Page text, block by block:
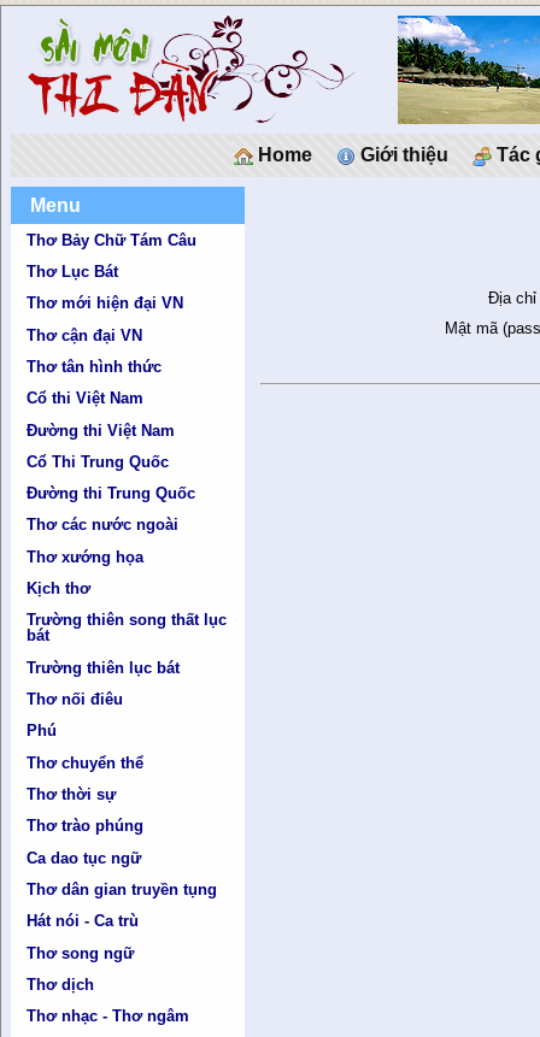
Home Giới thiệu Tác
Menu
Thơ Bảy Chữ Tám Câu
Thơ Lục Bát
Thơ mới hiện đại VN
Thơ cận đại VN
Thơ tân hình thức
Cổ thi Việt Nam
Đường thi Việt Nam
Cổ Thi Trung Quốc
Đường thi Trung Quốc
Thơ các nước ngoài
Thơ xướng họa
Kịch thơ
Trường thiên song thất lục
bát
Trường thiên lục bát
Thơ nối điêu
Phú
Thơ chuyển thể
Thơ thời sự
Thơ trào phúng
Ca dao tục ngữ
Thơ dân gian truyền tụng
Hát nói - Ca trù
Thơ song ngữ
Thơ dịch
Thơ nhạc - Thơ ngâm
Địa chỉ
Mật mã